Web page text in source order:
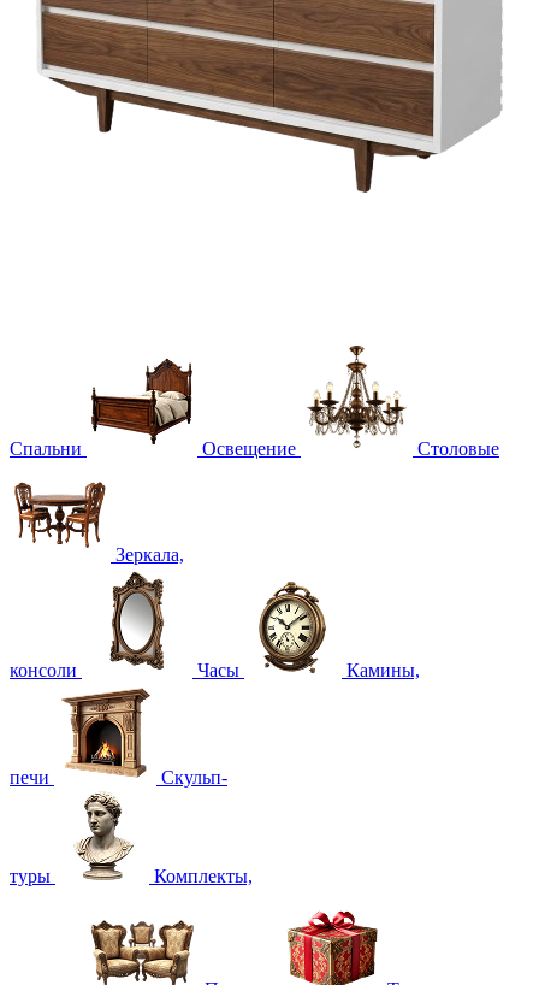
Спальни Освещение Столовые
Зеркала,
консоли Часы Камины,
печи Скульп-
туры Комплекты,